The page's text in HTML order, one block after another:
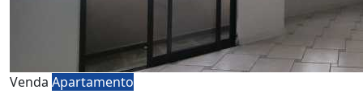
Venda Apartamento